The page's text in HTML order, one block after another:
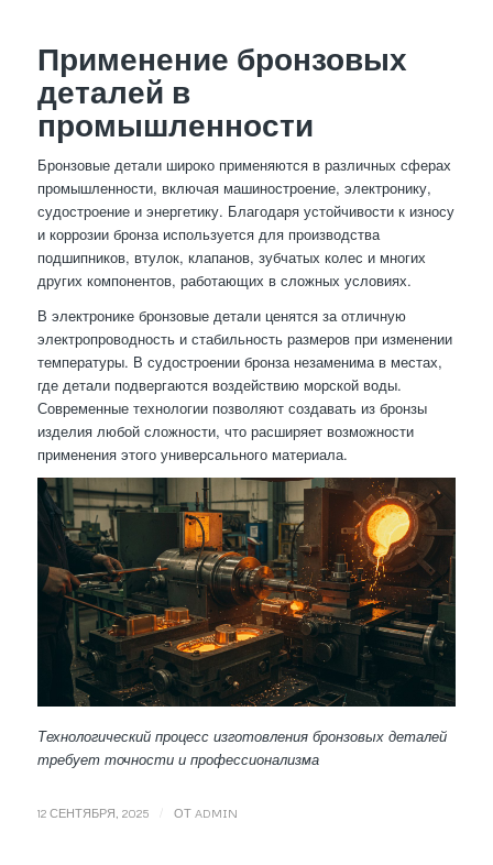
Применение бронзовых
деталей в
промышленности
Бронзовые детали широко применяются в различных сферах
промышленности, включая машиностроение, электронику,
судостроение и энергетику. Благодаря устойчивости к износу
и коррозии бронза используется для производства
подшипников, втулок, клапанов, зубчатых колес и многих
других компонентов, работающих в сложных условиях.
В электронике бронзовые детали ценятся за отличную
электропроводность и стабильность размеров при изменении
температуры. В судостроении бронза незаменима в местах,
где детали подвергаются воздействию морской воды.
Современные технологии позволяют создавать из бронзы
изделия любой сложности, что расширяет возможности
применения этого универсального материала.
Технологический процесс изготовления бронзовых деталей
требует точности и профессионализма
12 СЕНТЯБРЯ, 2025 ОТ ADMIN